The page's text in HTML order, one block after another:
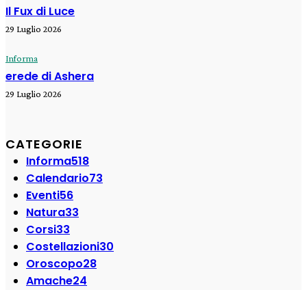
Il Fux di Luce
29 Luglio 2026
Informa
erede di Ashera
29 Luglio 2026
CATEGORIE
Informa518
Calendario73
Eventi56
Natura33
Corsi33
Costellazioni30
Oroscopo28
Amache24